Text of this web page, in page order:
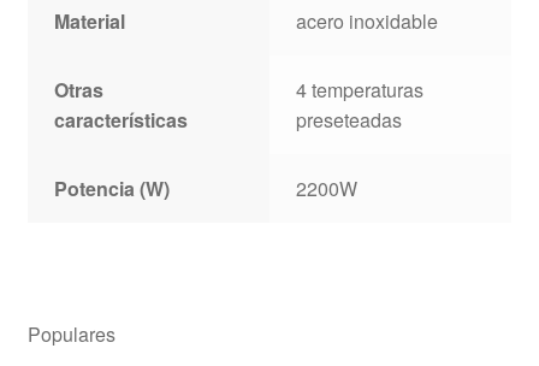
Material acero inoxidable
Otras
características
4 temperaturas
preseteadas
Potencia (W) 2200W
Populares